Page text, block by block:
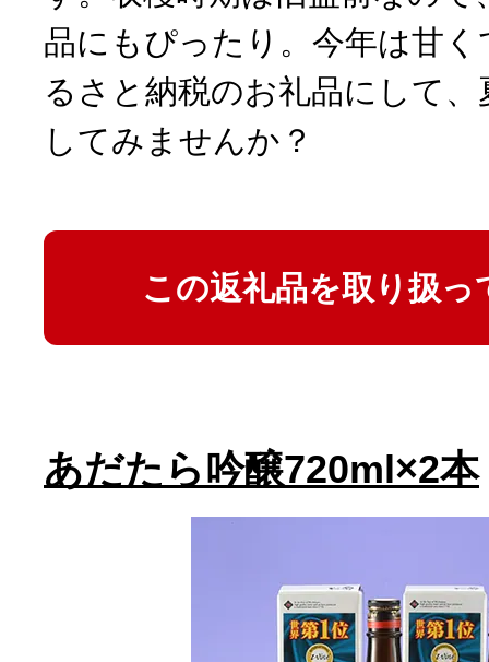
品にもぴったり。今年は甘
るさと納税のお礼品にして
してみませんか？
この返礼品を取り扱っ
あだたら吟醸720ml×2本